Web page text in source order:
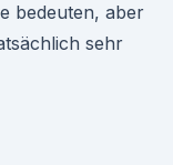
bedeuten, aber
sehr